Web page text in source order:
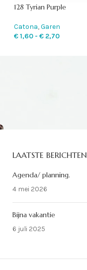
128 Tyrian Purple
Catona, Garen
€1,60 - €2,70
LAATSTE BERICHTEN
Agenda/ planning.
4 mei 2026
Bijna vakantie
6 juli 2025